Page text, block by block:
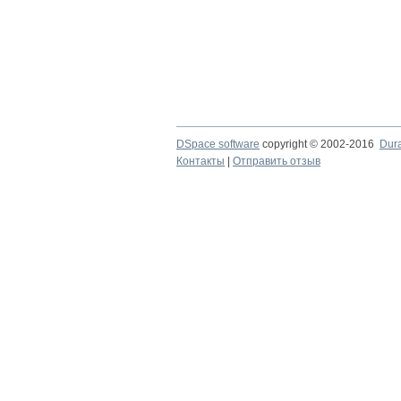
DSpace software copyright © 2002-2016
Контакты
Отправить отзыв